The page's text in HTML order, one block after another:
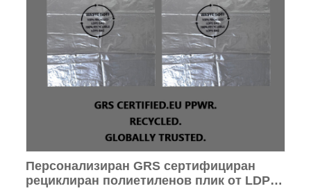
Персонализиран GRS сертифициран
рециклиран полиетиленов плик от LDPE